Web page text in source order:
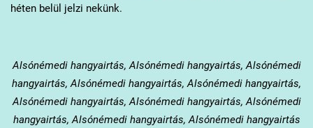
héten belül jelzi nekünk.
Alsónémedihangyairtás, Alsónémedi hangyairtás, Alsónémedi
hangyairtás, Alsónémedi hangyairtás, Alsónémedi hangyairtás,
Alsónémedi hangyairtás, Alsónémedi hangyairtás, Alsónémedi
hangyairtás, Alsónémedi hangyairtás, Alsónémedi hangyairtás